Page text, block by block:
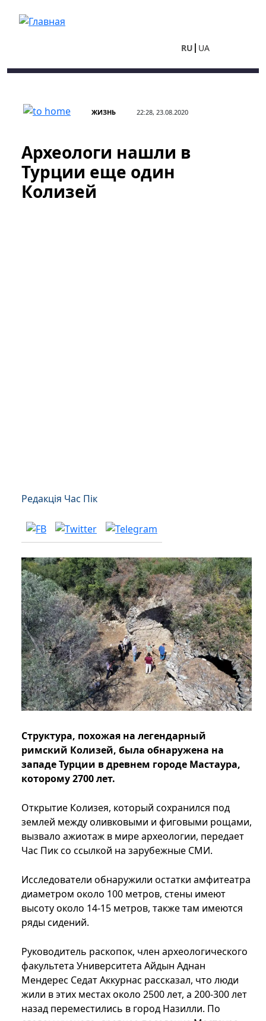
RU UA
ЖИЗНЬ 22:28, 23.08.2020
Археологи нашли в
Турции еще один
Колизей
Редакція Час Пік
Структура, похожая на легендарный
римский Колизей, была обнаружена на
западе Турции в древнем городе Мастаура,
которому 2700 лет.
Открытие Колизея, который сохранился под
землей между оливковыми и фиговыми рощами,
вызвало ажиотаж в мире археологии, передает
Час Пик со ссылкой на зарубежные СМИ.
Исследователи обнаружили остатки амфитеатра
диаметром около 100 метров, стены имеют
высоту около 14-15 метров, также там имеются
ряды сидений.
Руководитель раскопок, член археологического
факультета Университета Айдын Аднан
Мендерес Седат Аккурнас рассказал, что люди
жили в этих местах около 2500 лет, а 200-300 лет
назад переместились в город Назилли. По